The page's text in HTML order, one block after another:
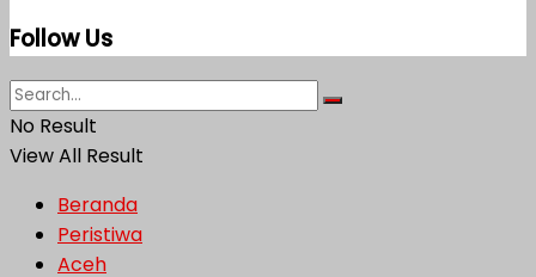
Follow Us
No Result
View All Result
Beranda
Peristiwa
Aceh